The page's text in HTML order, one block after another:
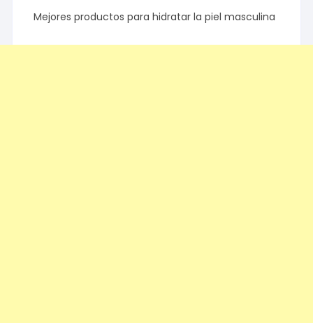
Mejores productos para hidratar la piel masculina